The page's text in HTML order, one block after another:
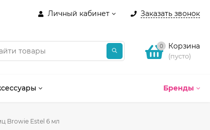
Личный кабинет Заказать звонок
0 Корзина
(пусто)
Бренды
Browie Estel 6 мл